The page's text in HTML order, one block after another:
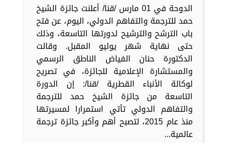
الدوحة في 01 مارس /قنا/ أعلنت جائزة الشيخ
حمد للترجمة والتفاهم الدولي، اليوم، عن فتح
باب الترشح والترشيح لدورتها التاسعة، وذلك
حتى نهاية شهر يوليو المقبل. وقالت
الدكتورة حنان الفياض الناطق الرسمي
والمستشارة الإعلامية للجائزة، في تصريح
لوكالة الأنباء القطرية /قنا/: إن الدورة
التاسعة من جائزة الشيخ حمد للترجمة
والتفاهم الدولي تأتي استمرارا لمسيرتها
منذ عام 2015، لتصبح أهم وأكبر جائزة ترجمة
عالمية...